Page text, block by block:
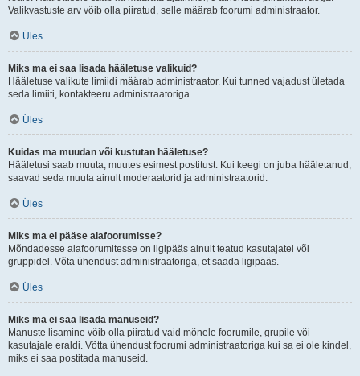
Valikvastuste arv võib olla piiratud, selle määrab foorumi administraator.
Üles
Miks ma ei saa lisada hääletuse valikuid?
Hääletuse valikute limiidi määrab administraator. Kui tunned vajadust ületada
seda limiiti, kontakteeru administraatoriga.
Üles
Kuidas ma muudan või kustutan hääletuse?
Hääletusi saab muuta, muutes esimest postitust. Kui keegi on juba hääletanud,
saavad seda muuta ainult moderaatorid ja administraatorid.
Üles
Miks ma ei pääse alafoorumisse?
Mõndadesse alafoorumitesse on ligipääs ainult teatud kasutajatel või
gruppidel. Võta ühendust administraatoriga, et saada ligipääs.
Üles
Miks ma ei saa lisada manuseid?
Manuste lisamine võib olla piiratud vaid mõnele foorumile, grupile või
kasutajale eraldi. Võtta ühendust foorumi administraatoriga kui sa ei ole kindel,
miks ei saa postitada manuseid.